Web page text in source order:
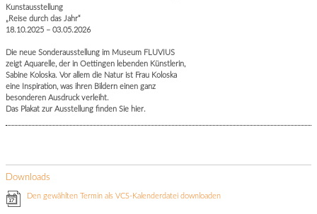
Kunstausstellung
„Reise durch das Jahr“
18.10.2025 – 03.05.2026
Die neue Sonderausstellung im Museum FLUVIUS
zeigt Aquarelle, der in Oettingen lebenden Künstlerin,
Sabine Koloska. Vor allem die Natur ist Frau Koloska
eine Inspiration, was ihren Bildern einen ganz
besonderen Ausdruck verleiht.
Das Plakat zur Ausstellung finden Sie hier.
Downloads
Den gewählten Termin als VCS-Kalenderdatei downloaden